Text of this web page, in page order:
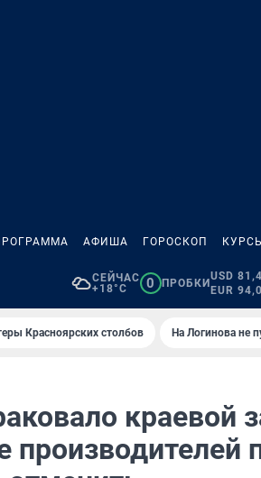
АФИША ГОРОСКОП
СЕЙЧАС
+18°C
0 ПРОБКИ
USD
EUR
Красноярских столбов На Логинова не
краевой
производителей